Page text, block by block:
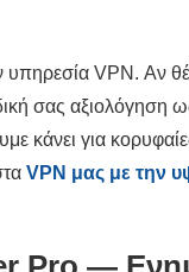
VPN. Αν
σας αξιολόγηση
κάνει για
VPN μας με την